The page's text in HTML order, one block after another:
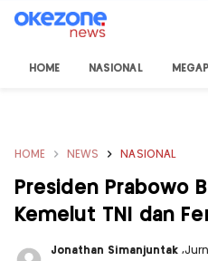
HOME NASIONAL
HOME NEWS NASIONAL
Presiden Prabowo
Kemelut TNI dan
Jonathan Simanjuntak,